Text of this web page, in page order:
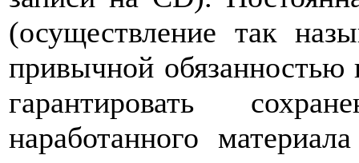
(осуществление так
привычной обязанностью
гарантировать
наработанного